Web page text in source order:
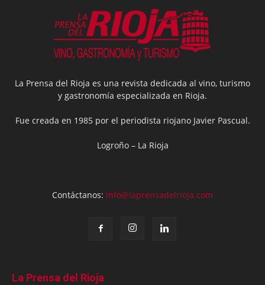
La Prensa del Rioja es una revista dedicada al vino, turismo
y gastronomía especializada en Rioja.
Fue creada en 1985 por el periodista riojano Javier Pascual.
Logroño – La Rioja
Contáctanos: info@laprensadelrioja.com
La Prensa del Rioja